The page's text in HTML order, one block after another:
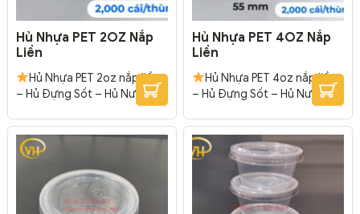
Hủ Nhựa PET 2OZ Nắp
Liền
Hủ Nhựa PET 2oz nắp liền
– Hủ Đựng Sốt – Hủ Nước
Chấm Hủ nhựa PET 2oz nắp
liền được sử dụng rộng rãi
trong kinh doanh ăn uống.
Hủ nhựa PET 2oz chuyên
dùng để đựng sốt, nước
chấm, gia vị đi kèm món ăn.
Kích Thước: Miệng: 65
Hủ Nhựa PET 4OZ Nắp
Liền
Hủ Nhựa PET 4oz nắp liền
– Hủ Đựng Sốt – Hủ Nước
Chấm Hủ nhựa PET 4oz nắp
liền được sử dụng rộng rãi
trong kinh doanh ăn uống.
Hủ nhựa PET 2oz chuyên
dùng để đựng sốt, nước
chấm, gia vị đi kèm món ăn.
H.PET.4OZ.NL.UK